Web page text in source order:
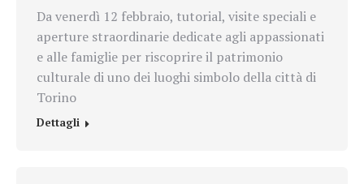
Da venerdì 12 febbraio, tutorial, visite speciali e
aperture straordinarie dedicate agli appassionati
e alle famiglie per riscoprire il patrimonio
culturale di uno dei luoghi simbolo della città di
Torino
Dettagli